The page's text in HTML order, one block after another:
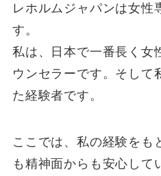
レホルムジャパンは女性
す。
私は、日本で一番長く女
ウンセラーです。そして
た経験者です。
ここでは、私の経験をも
も精神面からも安心して